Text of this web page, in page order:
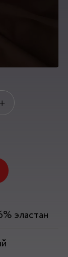
+
эластан